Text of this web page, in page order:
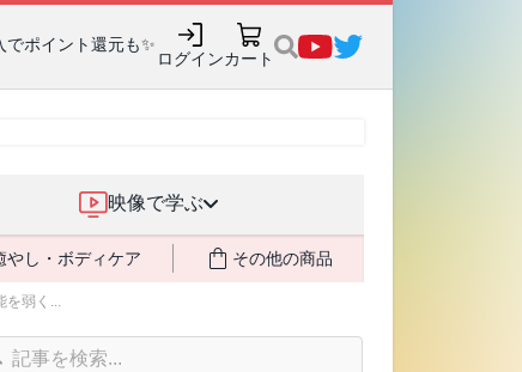
ポイント還元も✨
ログインカート
映像で学ぶ
やし・ボディケア その他の商品
を弱く...